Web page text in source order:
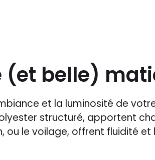
(et belle)
et la luminosité de
structuré, apportent
ou le voilage, offrent fluidité